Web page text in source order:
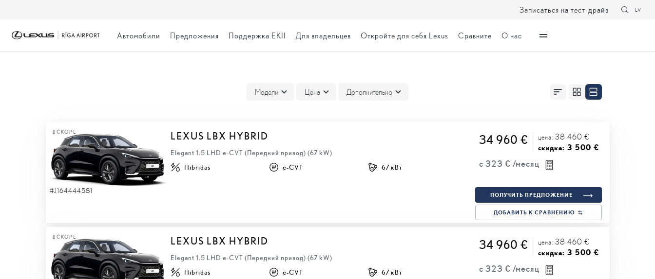
Автомобили Предложения Поддержка EKII Для владельцев Откройте для себя Lexus Сравните О нас
Записаться на тест-драйв LV
БЫСТРАЯ ДОСТАВКАМодели Цена Дополнительно
ВСКОРЕ
#J164444581
LEXUS LBX HYBRID
Elegant 1.5 LHD e-CVT (Передний привод) (67 kW)
34 960 € цена: 38 460 €
скидка: 3 500 €
с 323 € /месяц
Hibridas e-CVT 67 кВт
ПОЛУЧИТЬ ПРЕДЛОЖЕНИЕ
ДОБАВИТЬ К СРАВНЕНИЮ
ВСКОРЕ LEXUS LBX HYBRID
Elegant 1.5 LHD e-CVT (Передний привод) (67 kW)
34 960 € цена: 38 460 €
скидка: 3 500 €
с 323 € /месяц
Hibridas e-CVT 67 кВт